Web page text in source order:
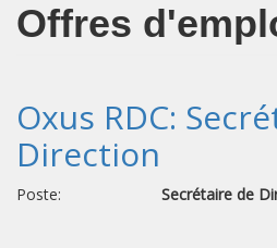
Offres
Oxus RDC:
Direction
Poste: Secrétaire de